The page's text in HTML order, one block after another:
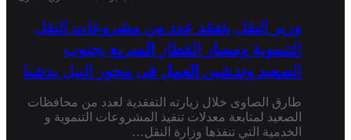
وزير النقل يتفقد عدد من مشروعات النقل
التنموية ومسار القطار السريع بجنوب
الصعيد وتدشين العمل فى محور النيل بدشنا
طارق الصاوى خلال زيارته التفقدية لعدد من محافظات
الصعيد لمتابعة معدلات تنفيذ المشروعات التنموية و
الخدمية التي تنفذها وزارة النقل…